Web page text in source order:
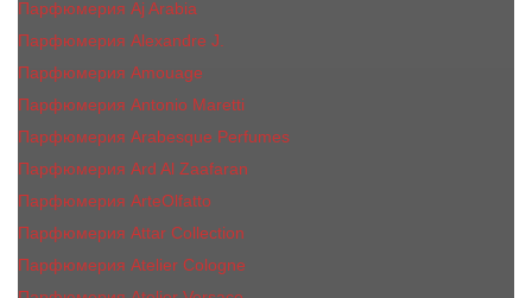
Парфюмерия Aj Arabia
Парфюмерия Alexandre J.
Парфюмерия Amouage
Парфюмерия Antonio Maretti
Парфюмерия Arabesque Perfumes
Парфюмерия Ard Al Zaafaran
Парфюмерия ArteOlfatto
Парфюмерия Attar Collection
Парфюмерия Atelier Cologne